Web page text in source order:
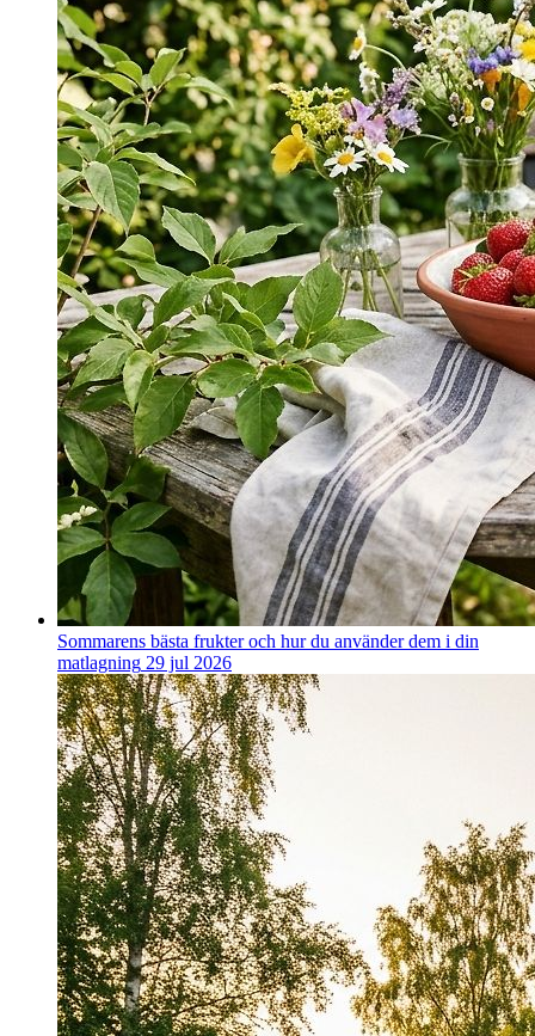
Sommarens bästa frukter och hur du använder dem i din
matlagning 29 jul 2026